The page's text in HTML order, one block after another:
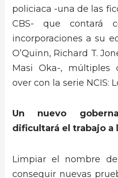
policiaca -una de las
CBS- que contará
incorporaciones a su
O’Quinn, Richard T.
Masi Oka-, múltiples
over con la serie NCIS:
Un nuevo
dificultará el trabajo a
Limpiar el nombre
conseguir nuevas